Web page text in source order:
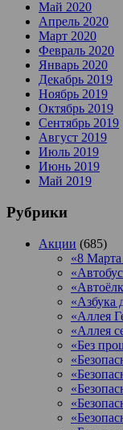
Май 2020
Апрель 2020
Март 2020
Февраль 2020
Январь 2020
Декабрь 2019
Ноябрь 2019
Октябрь 2019
Сентябрь 2019
Август 2019
Июль 2019
Июнь 2019
Май 2019
Рубрики
Акции (685)
«8
«Азбука
«Аллея
«Аллея
«Без